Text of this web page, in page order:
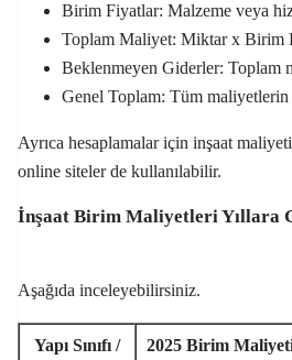
Birim Fiyatlar: Malzeme veya
Toplam Maliyet: Miktar x Birim
Beklenmeyen Giderler: Toplam
Genel Toplam: Tüm maliyetlerin
Ayrıca hesaplamalar için inşaat
online siteler de kullanılabilir.
İnşaat Birim Maliyetleri Yıllara
Aşağıda inceleyebilirsiniz.
Yapı Sınıfı /
2025 Birim